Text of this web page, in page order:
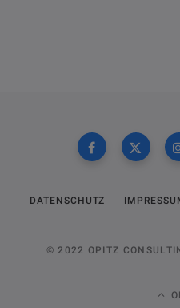
DATENSCHUTZ
© 2022 OPITZ